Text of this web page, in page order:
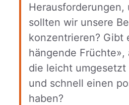
Herausforderungen,
sollten wir unsere
konzentrieren? Gibt
hängende Früchte»,
die leicht
und schnell einen
haben?